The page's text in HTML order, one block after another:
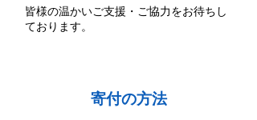
皆様の温かいご支援・ご協力をお待ちし
ております。
寄付の方法